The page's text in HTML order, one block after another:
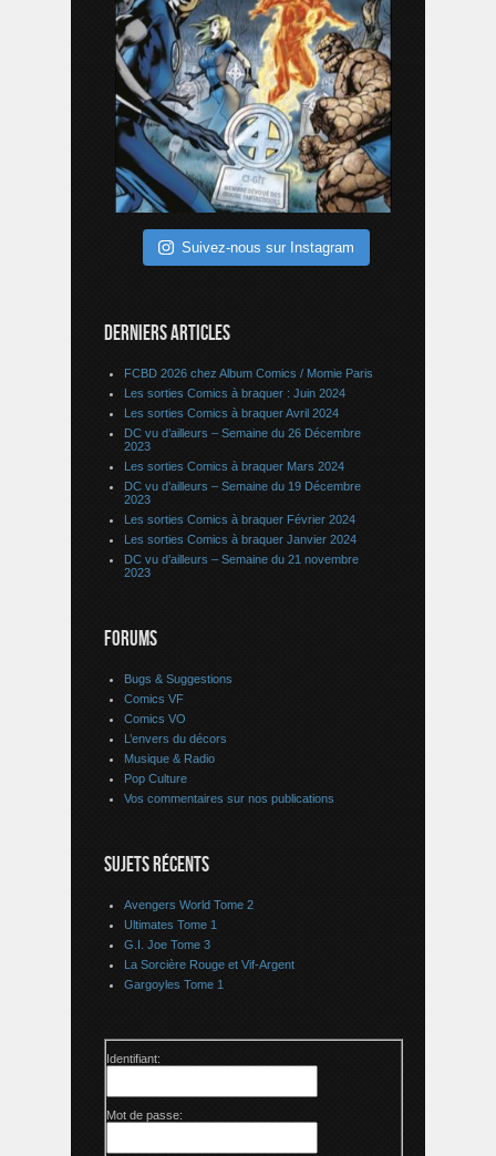
Suivez-nous sur Instagram
DERNIERS ARTICLES
FCBD 2026 chez Album Comics / Momie Paris
Les sorties Comics à braquer : Juin 2024
Les sorties Comics à braquer Avril 2024
DC vu d’ailleurs – Semaine du 26 Décembre
2023
Les sorties Comics à braquer Mars 2024
DC vu d’ailleurs – Semaine du 19 Décembre
2023
Les sorties Comics à braquer Février 2024
Les sorties Comics à braquer Janvier 2024
DC vu d’ailleurs – Semaine du 21 novembre
2023
FORUMS
Bugs & Suggestions
Comics VF
Comics VO
L’envers du décors
Musique & Radio
Pop Culture
Vos commentaires sur nos publications
SUJETS RÉCENTS
Avengers World Tome 2
Ultimates Tome 1
G.I. Joe Tome 3
La Sorcière Rouge et Vif-Argent
Gargoyles Tome 1
Identifiant:
Mot de passe: